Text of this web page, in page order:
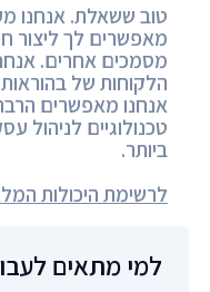
טוב ששאלת. אנחנו
מאפשרים לך ליצור
מסמכים אחרים.
הלקוחות של
אנחנו מאפשרים
טכנולוגיים לניהול
ביותר.
לרשימת היכולות
למי מתאים